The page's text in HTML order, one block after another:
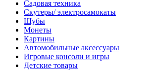
Садовая техника
Скутеры/ электросамокаты
Шубы
Монеты
Картины
Автомобильные аксессуары
Игровые консоли и игры
Детские товары